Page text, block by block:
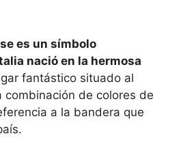
es un símbolo
nació en la hermosa
fantástico situado al
combinación de colores de
a la bandera que